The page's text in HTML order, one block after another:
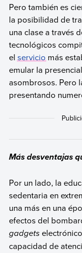
Pero también es
la posibilidad de
una clase a través
tecnológicos
elserviciomás
emular la
asombrosos. Pero
presentando
Más desventajas
Por un lado, la
sedentaria en
una más en una
efectos del
gadgets
capacidad de